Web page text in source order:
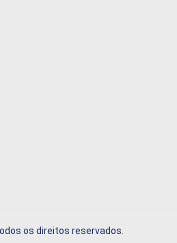
os direitos reservados.